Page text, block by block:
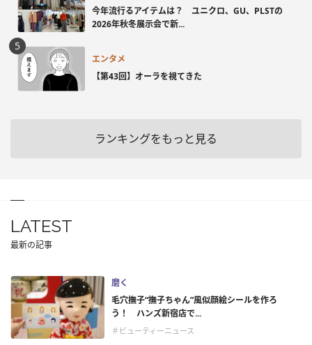
今年流行るアイテムは？ ユニクロ、GU、PLSTの
2026年秋冬展示会で新...
エンタメ
【第43回】オーラを視てきた
ランキングをもっと見る
LATEST
最新の記事
磨く
毛穴撫子“撫子ちゃん”風似顔絵シールを作ろ
う！ ハンズ新宿店で...
＃ビューティーニュース